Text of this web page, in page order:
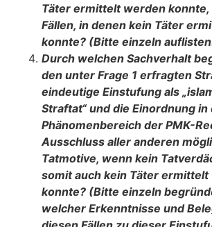
Täter ermittelt werden konnte,
Fällen, in denen kein Täter
konnte? (Bitte einzeln
Durch welchen Sachverhalt
den unter Frage 1 erfragten
eindeutige Einstufung als
Straftat“ und die Einordnung in
Phänomenbereich der PMK-
Ausschluss aller anderen
Tatmotive, wenn kein
somit auch kein Täter
konnte? (Bitte einzeln
welcher Erkenntnisse und